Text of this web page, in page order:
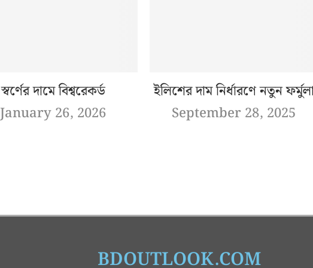
স্বর্ণের দামে বিশ্বরেকর্ড
January 26, 2026
ইলিশের দাম নির্ধারণে নতুন ফর্মুলা
September 28, 2025
BDOUTLOOK.COM